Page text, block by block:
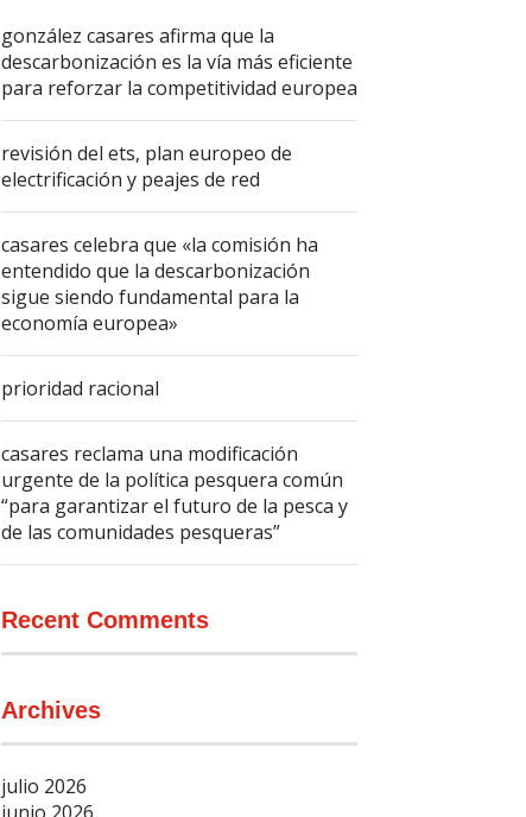
gonzález casares afirma que la
descarbonización es la vía más eficiente
para reforzar la competitividad europea
revisión del ets, plan europeo de
electrificación y peajes de red
casares celebra que «la comisión ha
entendido que la descarbonización
sigue siendo fundamental para la
economía europea»
prioridad racional
casares reclama una modificación
urgente de la política pesquera común
“para garantizar el futuro de la pesca y
de las comunidades pesqueras”
Recent Comments
Archives
julio 2026